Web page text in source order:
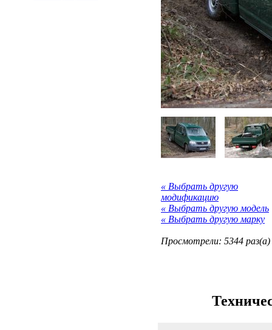
« Выбрать другую
модификацию
« Выбрать другую модель
« Выбрать другую марку
Просмотрели: 5344 раз(а)